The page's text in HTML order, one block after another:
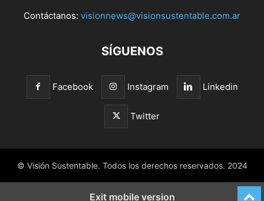
Contáctanos: visionnews@visionsustentable.com.ar
SÍGUENOS
Facebook Instagram Linkedin
Twitter
© Visión Sustentable. Todos los derechos reservados. 2024
Exit mobile version